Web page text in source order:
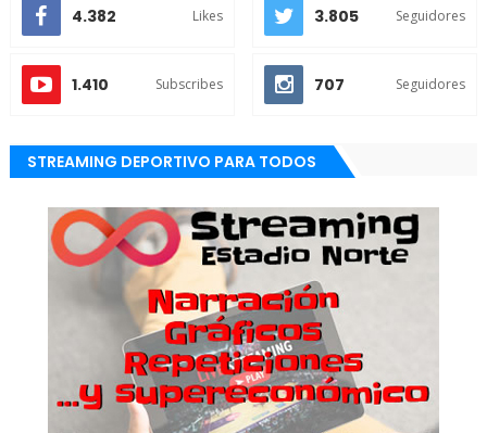
4.382 Likes 3.805 Seguidores
1.410 Subscribes 707 Seguidores
STREAMING DEPORTIVO PARA TODOS